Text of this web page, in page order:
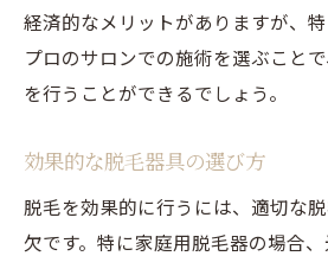
経済的なメリットがありますが、特
プロのサロンでの施術を選ぶこと
を行うことができるでしょう。
効果的な脱毛器具の選び方
脱毛を効果的に行うには、適切な
欠です。特に家庭用脱毛器の場合